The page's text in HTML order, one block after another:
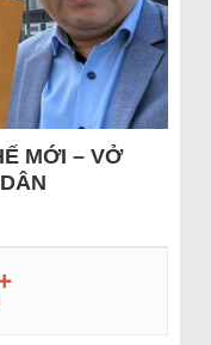
MỚI – VỞ